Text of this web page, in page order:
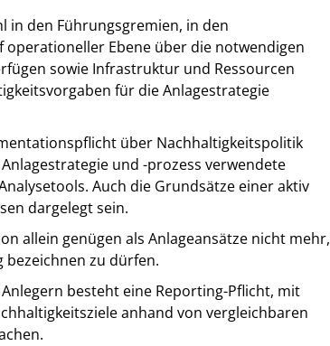
in den Führungsgremien, in den
operationeller Ebene über die notwendigen
sowie Infrastruktur und Ressourcen
für die Anlagestrategie
über Nachhaltigkeitspolitik
und -prozess verwendete
Auch die Grundsätze einer aktiv
dargelegt sein.
allein genügen als Anlageansätze nicht mehr,
bezeichnen zu dürfen.
besteht eine Reporting-Pflicht, mit
anhand von vergleichbaren